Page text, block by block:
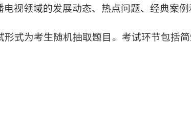
视领域的发展动态、热点问题、经典案例
式为考生随机抽取题目。考试环节包括